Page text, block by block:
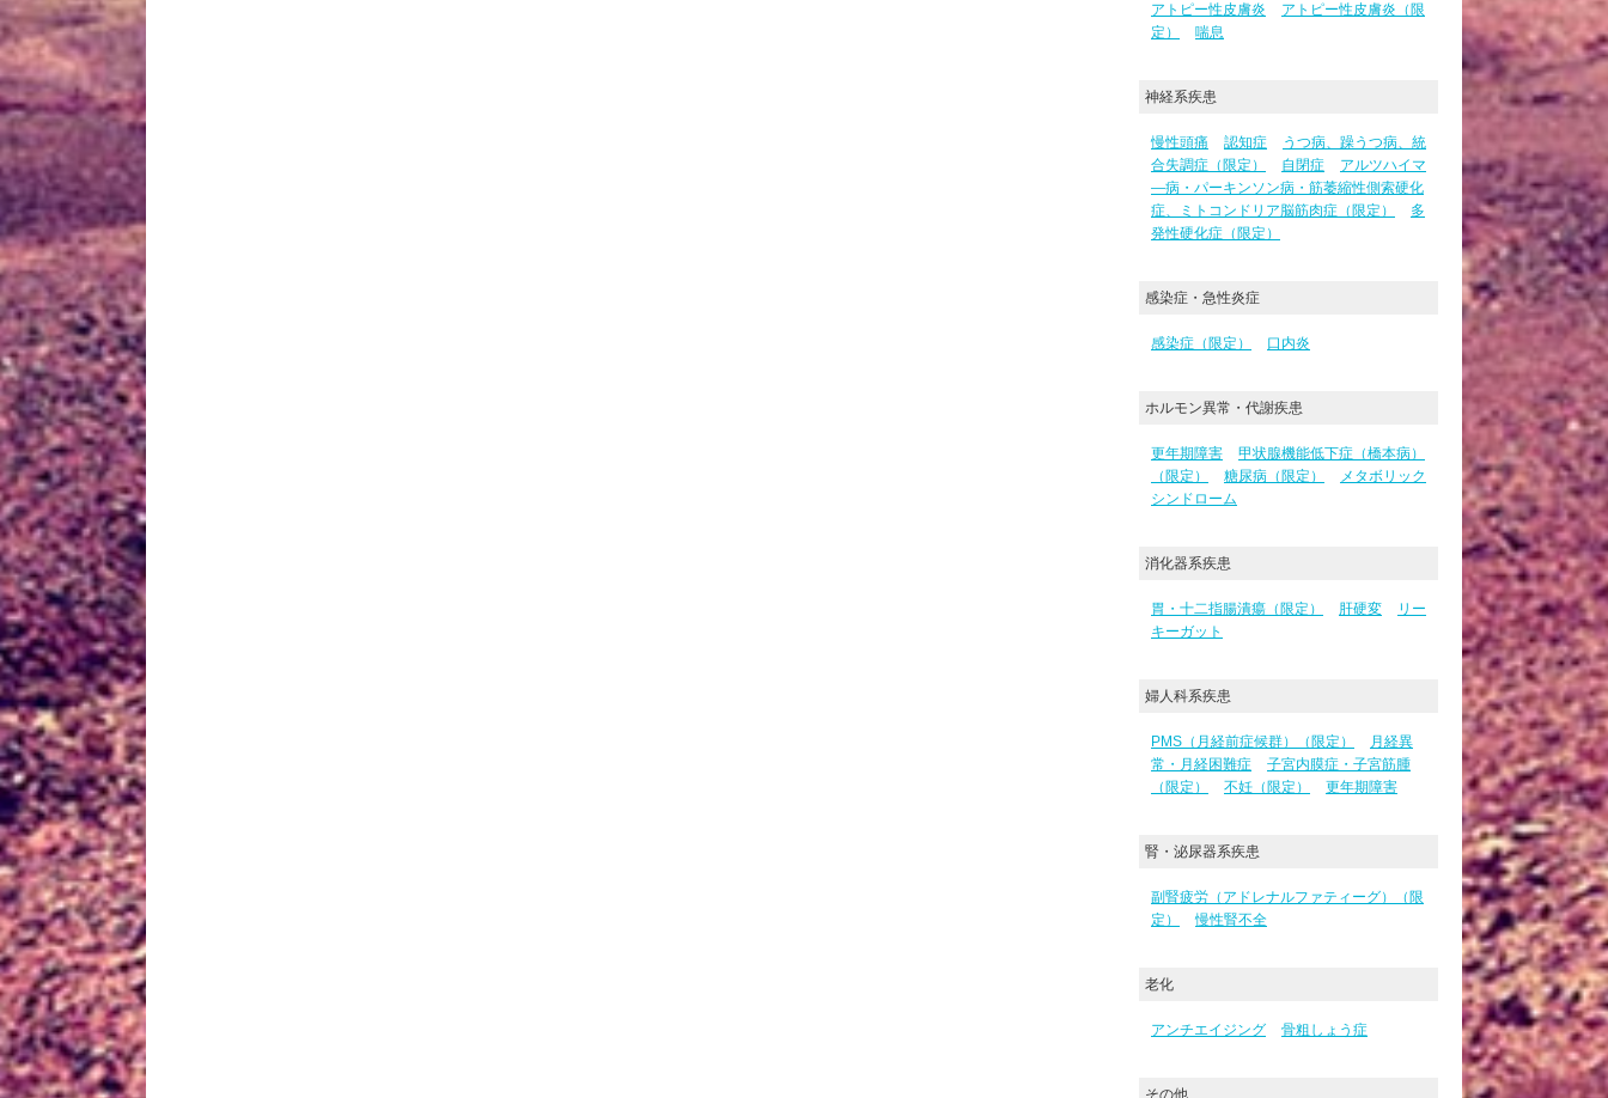
アトピー性皮膚炎
アトピー性皮膚炎（限
定）
喘息
神経系疾患
慢性頭痛 認知症
うつ病、躁うつ病、統
合失調症（限定）
自閉症
アルツハイマ
―病・パーキンソン病・筋萎縮性側索硬化
症、ミトコンドリア脳筋肉症（限定）
多
発性硬化症（限定）
感染症・急性炎症
感染症（限定） 口内炎
ホルモン異常・代謝疾患
更年期障害
甲状腺機能低下症（橋本病）
（限定）
糖尿病（限定）
メタボリック
シンドローム
消化器系疾患
胃・十二指腸潰瘍（限定） 肝硬変
リー
キーガット
婦人科系疾患
PMS（月経前症候群）（限定）
月経異
常・月経困難症
子宮内膜症・子宮筋腫
（限定）
不妊（限定） 更年期障害
腎・泌尿器系疾患
副腎疲労（アドレナルファティーグ）（限
定）
慢性腎不全
老化
アンチエイジング 骨粗しょう症